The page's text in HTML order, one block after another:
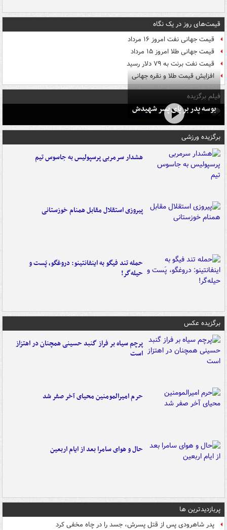
قیمت‌های روز در یک نگاه
قیمت جهانی نفت امروز ۱۶ مرداد
قیمت جهانی طلا امروز ۱۵ مرداد
قیمت نفت برنت به ۷۹ دلار رسید
افزایش قیمت طلا و نقره جهانی
فیلم برگزیده
بوسه‌ پدر بر پای پسر شهیدش
برگزیده ورزشی
هشدار سرمربی پرسپولیس به جاسوس تیم
پیروزی استقلال مقابل همنام خوزستانی
حمله تند فیگو به اینفانتینو: دروغگو، پَست‌ و
حیله‌گر!
برگزیده عکس
پرچم سیاه بر فراز گنبد حسینی همچنان در اهتزاز
است
حرم امیرالمومنین محیای آخر صفر شد
حال و هوای سامرا بعد از ایام اربعین
پربازدیدترین ها
پدر شاهرودی پس از قتل پسرش، جسد را در چاه مخفی کرد